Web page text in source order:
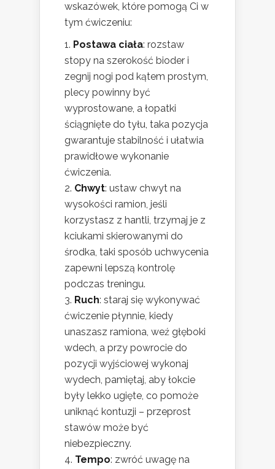
wskazówek, które pomogą Ci w
tym ćwiczeniu:
Postawa ciała: rozstaw
stopy na szerokość bioder i
zegnij nogi pod kątem prostym,
plecy powinny być
wyprostowane, a łopatki
ściągnięte do tyłu, taka pozycja
gwarantuje stabilność i ułatwia
prawidłowe wykonanie
ćwiczenia.
Chwyt: ustaw chwyt na
wysokości ramion, jeśli
korzystasz z hantli, trzymaj je z
kciukami skierowanymi do
środka, taki sposób uchwycenia
zapewni lepszą kontrolę
podczas treningu.
Ruch: staraj się wykonywać
ćwiczenie płynnie, kiedy
unaszasz ramiona, weź głęboki
wdech, a przy powrocie do
pozycji wyjściowej wykonaj
wydech, pamiętaj, aby łokcie
były lekko ugięte, co pomoże
uniknąć kontuzji – przeprost
stawów może być
niebezpieczny.
Tempo: zwróć uwagę na